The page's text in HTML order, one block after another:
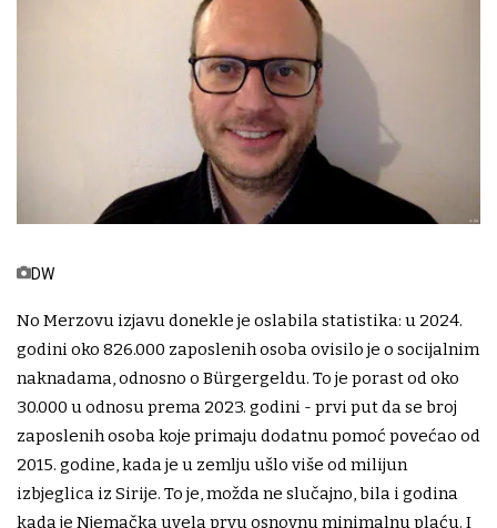
DW
No Merzovu izjavu donekle je oslabila statistika: u 2024.
godini oko 826.000 zaposlenih osoba ovisilo je o socijalnim
naknadama, odnosno o Bürgergeldu. To je porast od oko
30.000 u odnosu prema 2023. godini - prvi put da se broj
zaposlenih osoba koje primaju dodatnu pomoć povećao od
2015. godine, kada je u zemlju ušlo više od milijun
izbjeglica iz Sirije. To je, možda ne slučajno, bila i godina
kada je Njemačka uvela prvu osnovnu minimalnu plaću. I